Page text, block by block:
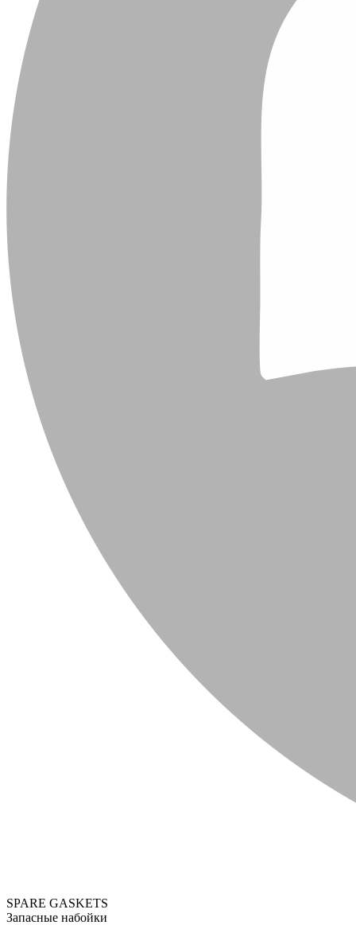
SPARE GASKETS
Запасные набойки